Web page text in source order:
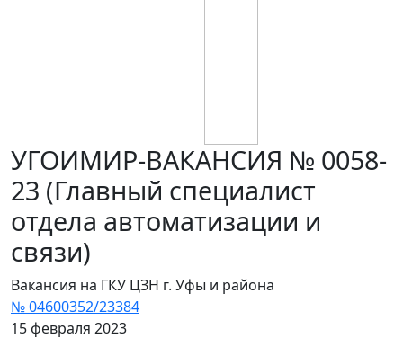
УГОИМИР-ВАКАНСИЯ № 0058-
23 (Главный специалист
отдела автоматизации и
связи)
Вакансия на ГКУ ЦЗН г. Уфы и района
№ 04600352/23384
15 февраля 2023